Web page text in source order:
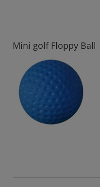
Mini golf Floppy Ball